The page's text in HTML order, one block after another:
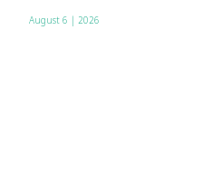
August 6 | 2026